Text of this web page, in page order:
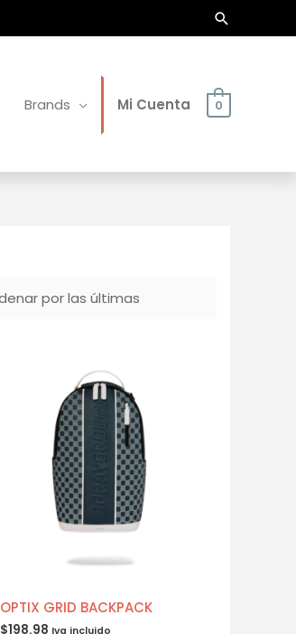
Buscar
Brands Mi Cuenta 0
OPTIX GRID BACKPACK
$198.98 Iva incluido